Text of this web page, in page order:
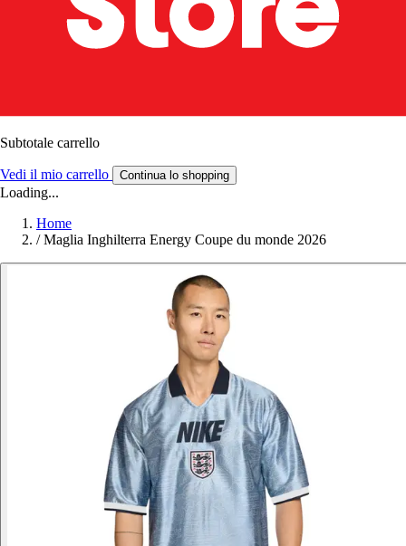
Subtotale carrello
Vedi il mio carrello Continua lo shopping
Loading...
Home
/ Maglia Inghilterra Energy Coupe du monde 2026